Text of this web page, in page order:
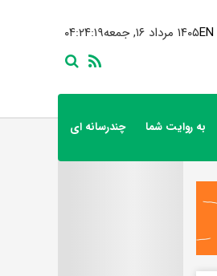
۰۴:۲۴:۲۱ ۱۴۰۵ مرداد ۱۶, جمعهEN
به روایت شما چندرسانه ای